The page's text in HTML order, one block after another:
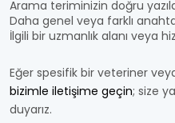
Arama teriminizin doğru
Daha genel veya farklı
İlgili bir uzmanlık alanı veya
Eğer spesifik bir veteriner
bizimle iletişime geçin; size
duyarız.